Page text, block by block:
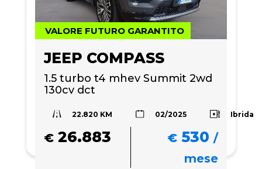
VALORE FUTURO GARANTITO
JEEP COMPASS
1.5 turbo t4 mhev Summit 2wd
130cv dct
22.820 KM 02/2025 Ibrida
€ 26.883 € 530 /
mese